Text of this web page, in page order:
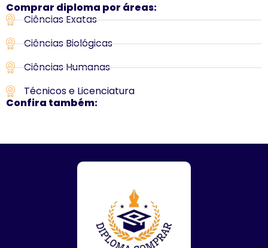
Comprar diploma por áreas:
Ciências Exatas
Ciências Biológicas
Ciências Humanas
Técnicos e Licenciatura
Confira também: